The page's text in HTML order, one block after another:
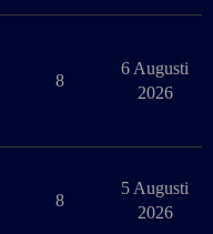
8
6 Augusti
2026
8
5 Augusti
2026